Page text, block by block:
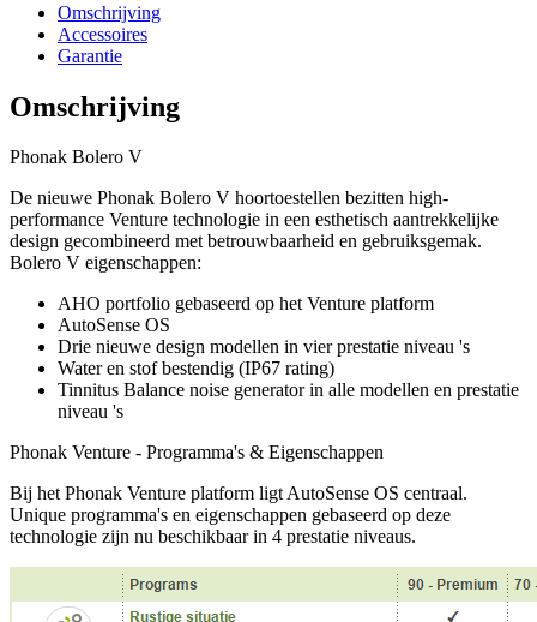
Omschrijving
Accessoires
Garantie
Omschrijving
Phonak Bolero V
De nieuwe Phonak Bolero V hoortoestellen bezitten high-
performance Venture technologie in een esthetisch aantrekkelijke
design gecombineerd met betrouwbaarheid en gebruiksgemak.
Bolero V eigenschappen:
AHO portfolio gebaseerd op het Venture platform
AutoSense OS
Drie nieuwe design modellen in vier prestatie niveau 's
Water en stof bestendig (IP67 rating)
Tinnitus Balance noise generator in alle modellen en prestatie
niveau 's
Phonak Venture - Programma's & Eigenschappen
Bij het Phonak Venture platform ligt AutoSense OS centraal.
Unique programma's en eigenschappen gebaseerd op deze
technologie zijn nu beschikbaar in 4 prestatie niveaus.